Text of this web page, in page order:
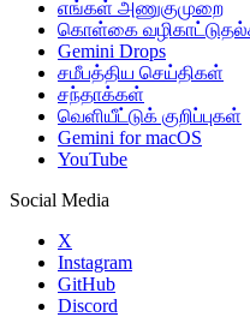
எங்கள் அணுகுமுறை
கொள்கை
Gemini Drops
சமீபத்திய செய்திகள்
சந்தாக்கள்
வெளியீட்டுக் குறிப்புகள்
Gemini for macOS
YouTube
Social Media
X
Instagram
GitHub
Discord